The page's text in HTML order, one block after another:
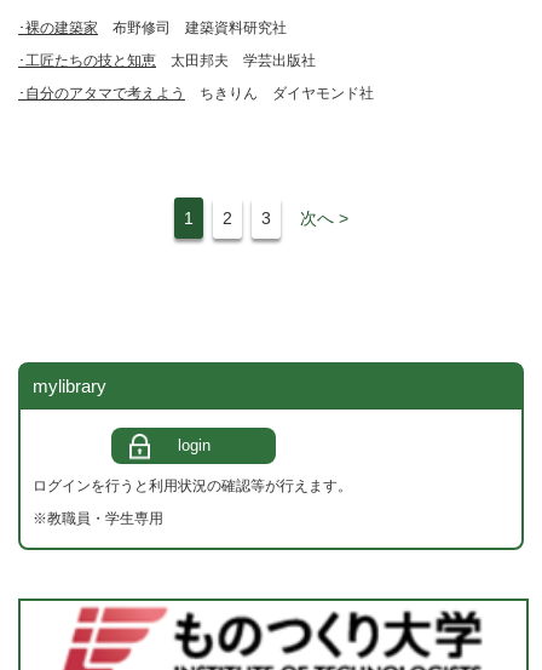
･裸の建築家 布野修司 建築資料研究社
･工匠たちの技と知恵 太田邦夫 学芸出版社
･自分のアタマで考えよう
ちきりん ダイヤモンド社
1 2 3 次へ >
mylibrary
login
ログインを行うと利用状況の確認等が行えます。
※教職員・学生専用